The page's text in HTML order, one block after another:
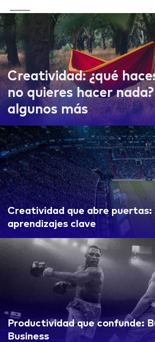
Creatividad: ¿qué
no quieres hacer
algunos más
Creatividad que abre puertas:
aprendizajes clave
Productividad que confunde:
Business
APPROACH
WORKS
LIFE
IDEAS
ABOUT